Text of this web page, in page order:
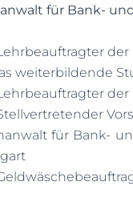
für Bank-
weiterbildende
für Bank-